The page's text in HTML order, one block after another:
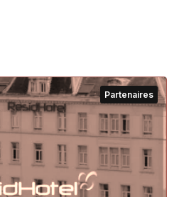
Partenaires